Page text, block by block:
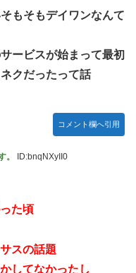
もそもデイワンなんて
ービスが始まって最初
クだったって話
コメント欄へ引用
。 ID:bnqNXyII0
た頃
スの話題
してなかったし